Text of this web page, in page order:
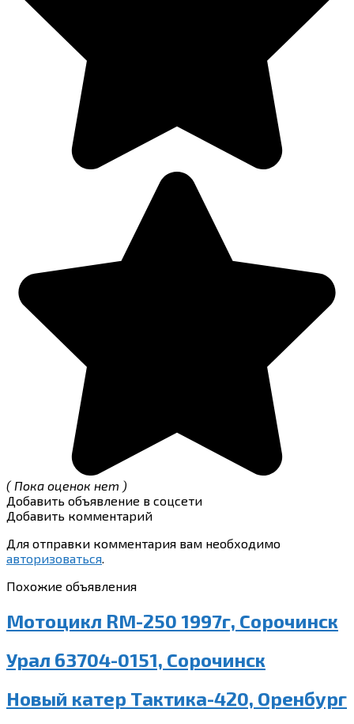
( Пока оценок нет )
Добавить объявление в соцсети
Добавить комментарий
Для отправки комментария вам необходимо
авторизоваться.
Похожие объявления
Мотоцикл RM-250 1997г, Сорочинск
Урал 63704-0151, Сорочинск
Новый катер Тактика-420, Оренбург